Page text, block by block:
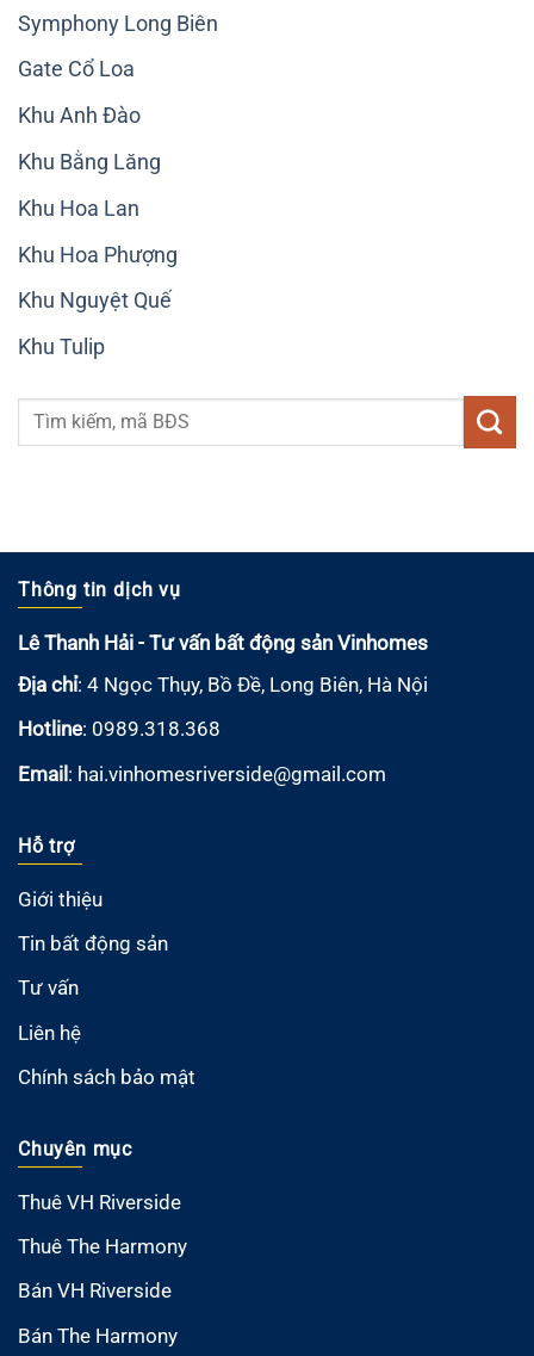
Symphony Long Biên
Gate Cổ Loa
Khu Anh Đào
Khu Bằng Lăng
Khu Hoa Lan
Khu Hoa Phượng
Khu Nguyệt Quế
Khu Tulip
Thông tin dịch vụ
Lê Thanh Hải - Tư vấn bất động sản Vinhomes
Địa chỉ: 4 Ngọc Thụy, Bồ Đề, Long Biên, Hà Nội
Hotline: 0989.318.368
Email: hai.vinhomesriverside@gmail.com
Hỗ trợ
Giới thiệu
Tin bất động sản
Tư vấn
Liên hệ
Chính sách bảo mật
Chuyên mục
Thuê VH Riverside
Thuê The Harmony
Bán VH Riverside
Bán The Harmony